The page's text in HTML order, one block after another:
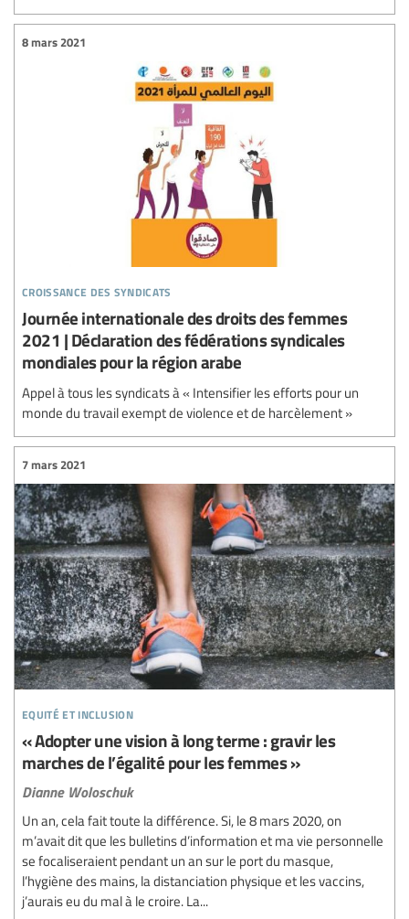
croissance des syndicats
8 mars 2021
Journée internationale des droits des femmes
2021 | Déclaration des fédérations syndicales
mondiales pour la région arabe
Appel à tous les syndicats à « Intensifier les efforts pour un
monde du travail exempt de violence et de harcèlement »
equité et inclusion
7 mars 2021
« Adopter une vision à long terme : gravir les
marches de l’égalité pour les femmes »
Dianne Woloschuk
Un an, cela fait toute la différence. Si, le 8 mars 2020, on
m’avait dit que les bulletins d’information et ma vie personnelle
se focaliseraient pendant un an sur le port du masque,
l’hygiène des mains, la distanciation physique et les vaccins,
j’aurais eu du mal à le croire. La...